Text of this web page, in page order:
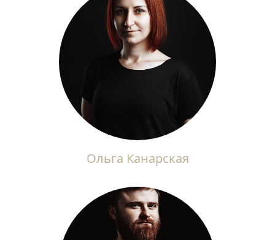
Ольга Канарская